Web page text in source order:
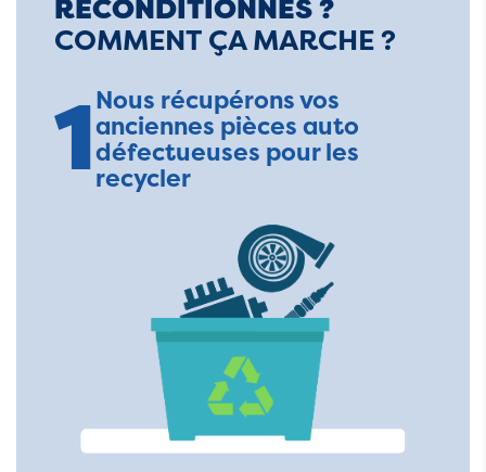
RECONDITIONNÉS ?
COMMENT ÇA MARCHE ?
1Nous récupérons vos
anciennes pièces auto
défectueuses pour les
recycler